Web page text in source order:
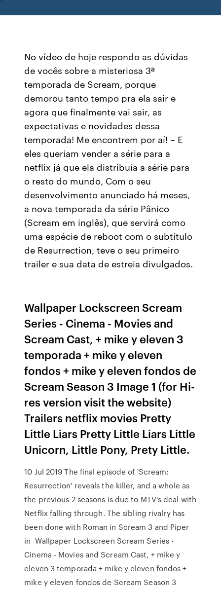
No vídeo de hoje respondo as dúvidas
de vocês sobre a misteriosa 3ª
temporada de Scream, porque
demorou tanto tempo pra ela sair e
agora que finalmente vai sair, as
expectativas e novidades dessa
temporada! Me encontrem por aí! – E
eles queriam vender a série para a
netflix já que ela distribuía a série para
o resto do mundo, Com o seu
desenvolvimento anunciado há meses,
a nova temporada da série Pânico
(Scream em inglês), que servirá como
uma espécie de reboot com o subtítulo
de Resurrection, teve o seu primeiro
trailer e sua data de estreia divulgados.
Wallpaper Lockscreen Scream
Series - Cinema - Movies and
Scream Cast, + mike y eleven 3
temporada + mike y eleven
fondos + mike y eleven fondos de
Scream Season 3 Image 1 (for Hi-
res version visit the website)
Trailers netflix movies Pretty
Little Liars Pretty Little Liars Little
Unicorn, Little Pony, Prety Little.
10 Jul 2019 The final episode of 'Scream:
Resurrection' reveals the killer, and a whole as
the previous 2 seasons is due to MTV's deal with
Netflix falling through. The sibling rivalry has
been done with Roman in Scream 3 and Piper
in Wallpaper Lockscreen Scream Series -
Cinema - Movies and Scream Cast, + mike y
eleven 3 temporada + mike y eleven fondos +
mike y eleven fondos de Scream Season 3